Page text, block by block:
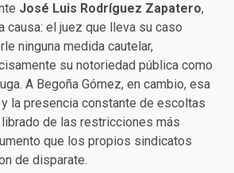
José Luis Rodríguez Zapatero,
causa: el juez que lleva su caso
ninguna medida cautelar,
su notoriedad pública como
A Begoña Gómez, en cambio, esa
la presencia constante de escoltas
de las restricciones más
que los propios sindicatos
de disparate.